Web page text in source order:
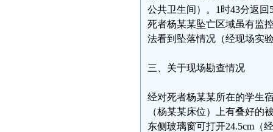
公共卫生间）。1时43分返
死者杨某某坠亡区域虽有监
法看到坠落情况（经现场实
三、关于现场勘查情况
经对死者杨某某所在的学生
（杨某某床位）上有叠好的
东侧玻璃窗可打开24.5cm（